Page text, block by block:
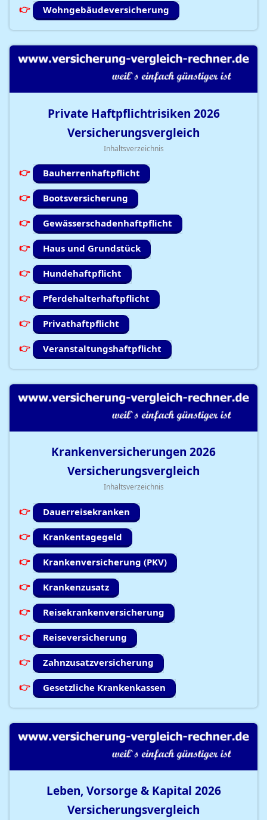
Wohngebäudeversicherung
Private Haftpflichtrisiken 2026
Versicherungsvergleich
Inhaltsverzeichnis
Bauherrenhaftpflicht
Bootsversicherung
Gewässerschadenhaftpflicht
Haus und Grundstück
Hundehaftpflicht
Pferdehalterhaftpflicht
Privathaftpflicht
Veranstaltungshaftpflicht
Krankenversicherungen 2026
Versicherungsvergleich
Inhaltsverzeichnis
Dauerreisekranken
Krankentagegeld
Krankenversicherung (PKV)
Krankenzusatz
Reisekrankenversicherung
Reiseversicherung
Zahnzusatzversicherung
Gesetzliche Krankenkassen
Leben, Vorsorge & Kapital 2026
Versicherungsvergleich